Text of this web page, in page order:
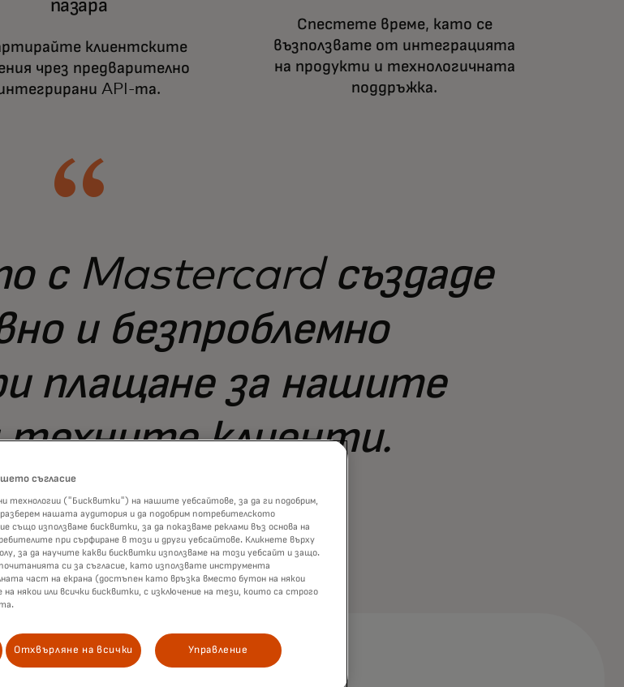
пазара
клиентските
чрез предварително
API-та.
Спестете време, като се
възползвате от интеграцията
на продукти и технологичната
поддръжка.
с Mastercard създаде
и безпроблемно
плащане за нашите
техните клиенти.
Стергиос Цалис
Experience, Nuvei
съгласие
технологии ("Бисквитки") на нашите уебсайтове, за да ги подобрим,
нашата аудитория и да подобрим потребителското
също използваме бисквитки, за да показваме реклами въз основа на
при сърфиране в този и други уебсайтове. Кликнете върху
за да научите какви бисквитки използваме на този уебсайт и защо.
си за съгласие, като използвате инструмента
част на екрана (достъпен като връзка вместо бутон на някои
някои или всички бисквитки, с изключение на тези, които са строго
Отхвърляне на всички Управление